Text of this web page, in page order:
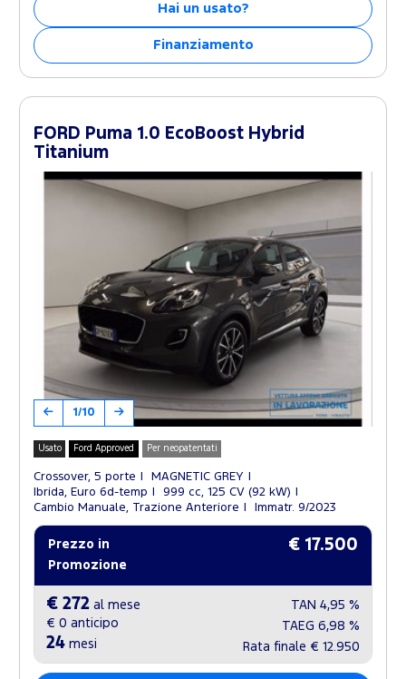
Hai un usato?
Finanziamento
FORD Puma 1.0 EcoBoost Hybrid
Titanium
1/10
Usato Ford Approved Per neopatentati
Crossover, 5 porte
MAGNETIC GREY
Ibrida, Euro 6d-temp
999 cc, 125 CV (92 kW)
Cambio Manuale, Trazione Anteriore
Immatr. 9/2023
Prezzo in
Promozione
€ 17.500
€ 272 al mese
€ 0 anticipo
24 mesi
TAN 4,95 %
TAEG 6,98 %
Rata finale € 12.950